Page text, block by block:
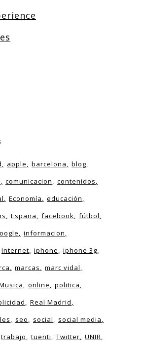
apple barcelona
blog
comunicacion
contenidos
Economía
educación
España facebook
fútbol
informacion
Internet iphone
iphone 3g
marcas
marc vidal
online
politica
Real Madrid
seo social
social media
trabajo tuenti Twitter
UNIR